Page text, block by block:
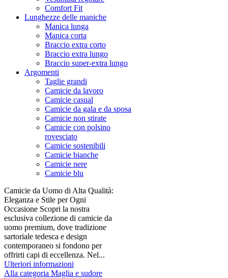
Comfort Fit
Lunghezze delle maniche
Manica lunga
Manica corta
Braccio extra corto
Braccio extra lungo
Braccio super-extra lungo
Argomenti
Taglie grandi
Camicie da lavoro
Camicie casual
Camicie da gala e da sposa
Camicie non stirate
Camicie con polsino
rovesciato
Camicie sostenibili
Camicie bianche
Camicie nere
Camicie blu
Camicie da Uomo di Alta Qualità:
Eleganza e Stile per Ogni
Occasione Scopri la nostra
esclusiva collezione di camicie da
uomo premium, dove tradizione
sartoriale tedesca e design
contemporaneo si fondono per
offrirti capi di eccellenza. Nel...
Ulteriori informazioni
Alla categoria Maglia e sudore